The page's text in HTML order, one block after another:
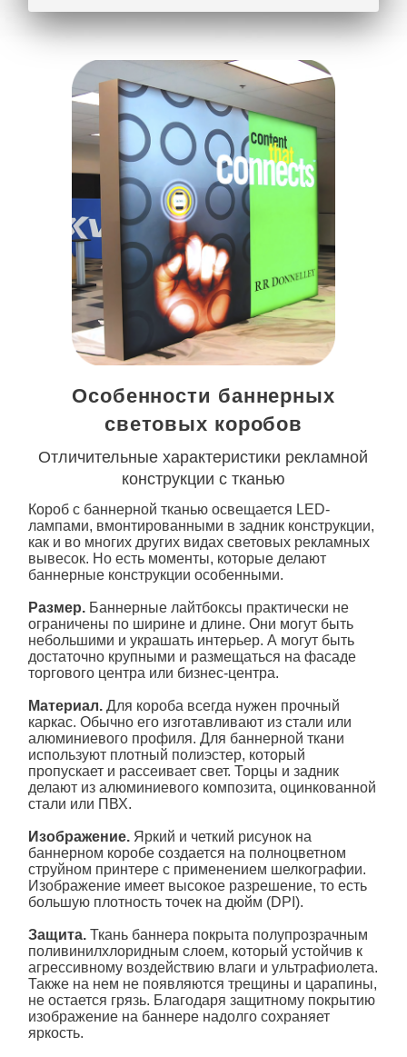
Особенности баннерных
световых коробов
Отличительные характеристики рекламной
конструкции с тканью
Короб с баннерной тканью освещается LED-
лампами, вмонтированными в задник конструкции,
как и во многих других видах световых рекламных
вывесок. Но есть моменты, которые делают
баннерные конструкции особенными.
Размер. Баннерные лайтбоксы практически не
ограничены по ширине и длине. Они могут быть
небольшими и украшать интерьер. А могут быть
достаточно крупными и размещаться на фасаде
торгового центра или бизнес-центра.
Материал. Для короба всегда нужен прочный
каркас. Обычно его изготавливают из стали или
алюминиевого профиля. Для баннерной ткани
используют плотный полиэстер, который
пропускает и рассеивает свет. Торцы и задник
делают из алюминиевого композита, оцинкованной
стали или ПВХ.
Изображение. Яркий и четкий рисунок на
баннерном коробе создается на полноцветном
струйном принтере с применением шелкографии.
Изображение имеет высокое разрешение, то есть
большую плотность точек на дюйм (DPI).
Защита. Ткань баннера покрыта полупрозрачным
поливинилхлоридным слоем, который устойчив к
агрессивному воздействию влаги и ультрафиолета.
Также на нем не появляются трещины и царапины,
не остается грязь. Благодаря защитному покрытию
изображение на баннере надолго сохраняет
яркость.